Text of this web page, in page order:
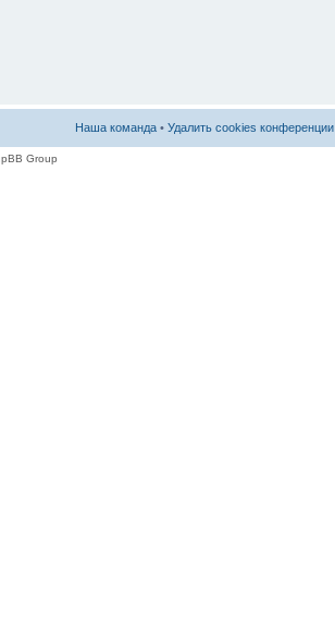
Наша команда • Удалить cookies конференции
Group